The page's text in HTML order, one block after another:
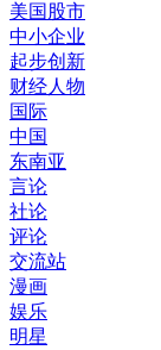
美国股市
中小企业
起步创新
财经人物
国际
中国
东南亚
言论
社论
评论
交流站
漫画
娱乐
明星